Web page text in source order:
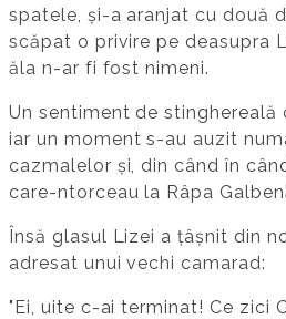
spatele, și-a aranjat cu două
scăpat o privire pe deasupra
ăla n-ar fi fost nimeni.
Un sentiment de stinghereală
iar un moment s-au auzit
cazmalelor și, din când în
care-ntorceau la Râpa
Însă glasul Lizei a țâșnit din
adresat unui vechi camarad:
"Ei, uite c-ai terminat! Ce zici